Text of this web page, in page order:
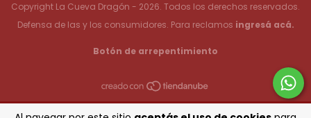
Copyright La Cueva Dragón - 2026. Todos los derechos reservados.
Defensa de las y los consumidores. Para reclamos ingresá acá.
Botón de arrepentimiento